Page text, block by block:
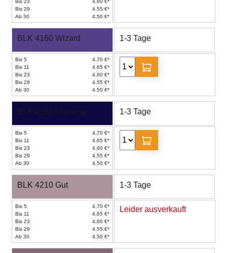
Bis 29
4,55 €*
Ab 30
4,50 €*
BLK 4160 Wizard 1-3 Tage
Bis 5
4,70 €*
Bis 11
4,65 €*
Bis 23
4,60 €*
Bis 29
4,55 €*
Ab 30
4,50 €*
BLK 4182 Universe 1-3 Tage
Bis 5
4,70 €*
Bis 11
4,65 €*
Bis 23
4,60 €*
Bis 29
4,55 €*
Ab 30
4,50 €*
BLK 4210 Gut 1-3 Tage
Bis 5
4,70 €*
Bis 11
4,65 €*
Bis 23
4,60 €*
Bis 29
4,55 €*
Ab 30
4,50 €*
Leider ausverkauft